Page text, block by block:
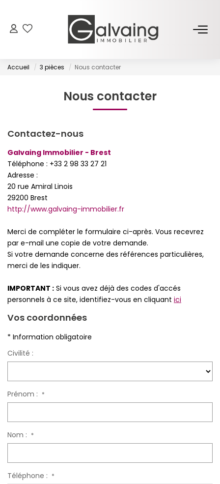
À Vendre
À Louer
ESTIMER
GESTION LOCATIVE
L’AGENCE
Qui Sommes-Nous
Notre Équipe
Nous Rejoindre
Nos Actualités
ESPACE CLIENT
Gestion Locative
Accueil 3 pièces Nous contacter
Nous contacter
Contactez-nous
Galvaing Immobilier - Brest
Téléphone : +33 2 98 33 27 21
Adresse :
20 rue Amiral Linois
29200 Brest
http://www.galvaing-immobilier.fr
Merci de compléter le formulaire ci-après. Vous recevrez
par e-mail une copie de votre demande.
Si votre demande concerne des références particulières,
merci de les indiquer.
IMPORTANT : Si vous avez déjà des codes d'accés
personnels à ce site, identifiez-vous en cliquant ici
Vos coordonnées
* Information obligatoire
Civilité :
Prénom : *
Nom : *
Téléphone : *